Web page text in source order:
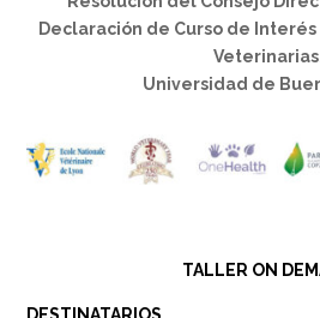
Declaración de Curso de
Universidad de
TALLER ON